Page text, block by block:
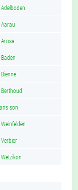
son